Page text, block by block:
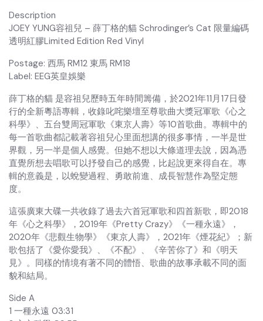
Description
JOEY YUNG容祖兒 – 薛丁格的貓 Schrodinger’s Cat 限量編碼
透明紅膠Limited Edition Red Vinyl
Postage: 西馬 RM12 東馬 RM18
Label: EEG英皇娛樂
薛丁格的貓 是容祖兒歷時五年時間籌備，於2021年11月17日發
行的全新粵語專輯，收錄叱咤樂壇至尊歌曲大獎冠軍歌《心之
科學》、五台雙周冠軍歌《東京人壽》等10首歌曲。專輯中的
每一首歌曲都記載著容祖兒心里面想講的很多事情，一半是世
界觀，另一半是個人感覺。但她不想以大條道理去說，因為憑
直覺所想去唱歌可以抒發自己的感覺，比起說更來得自在。專
輯的意義是，以蛻變過程、勇敢前進、成長智慧作為堅定態
度。
這張廣東大碟一共收錄了過去六首冠軍歌和四首新歌，即2018
年《心之科學》，2019年《Pretty Crazy》《一種永遠》，
2020年《悲觀生物學》《東京人壽》，2021年《煙花紀》；新
歌包括了《愛你愛我》、《不配》、《辛苦你了》和《明天
見》。同樣的情境有著不同的體悟、歌曲的故事承載不同的面
貌和結局。
Side A
1 一種永遠 03:31